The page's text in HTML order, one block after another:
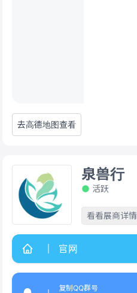
去高德地图查看
泉兽行
活跃
看看展商详情
官网
复制QQ群号